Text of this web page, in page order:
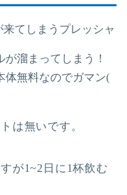
てしまうプレッシャ
溜まってしまう！
体無料なのでガマン(
は無いです。
が1~2日に1杯飲む